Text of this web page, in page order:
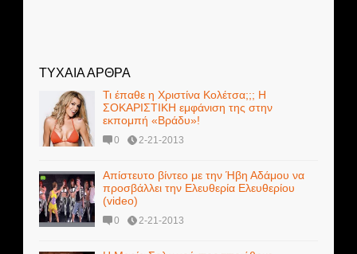
ΤΥΧΑΙΑ ΑΡΘΡΑ
Τι έπαθε η Χριστίνα Κολέτσα;;; Η
ΣΟΚΑΡΙΣΤΙΚΗ εμφάνιση της στην
εκπομπή «Βράδυ»!
0 2-21-2013
Απίστευτο βίντεο με την Ήβη Αδάμου να
προσβάλλει την Ελευθερία Ελευθερίου
(video)
0 2-21-2013